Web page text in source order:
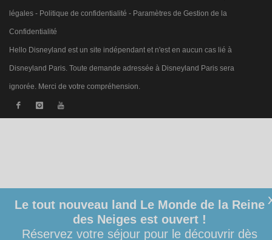
légales - Politique de confidentialité - Paramètres de Gestion de la
Confidentialité
Hello Disneyland est un site indépendant et n'est en aucun cas lié à
Disneyland Paris. Toute demande adressée à Disneyland Paris sera
ignorée. Merci de votre compréhension.
Le tout nouveau land Le Monde de la Reine
des Neiges est ouvert !
Réservez votre séjour pour le découvrir dès